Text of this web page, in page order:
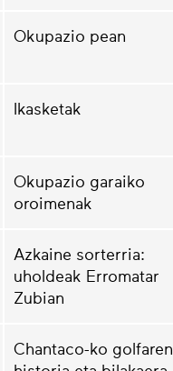
Okupazio pean
Ikasketak
Okupazio garaiko
oroimenak
Azkaine sorterria:
uholdeak Erromatar
Zubian
Chantaco-ko golfaren